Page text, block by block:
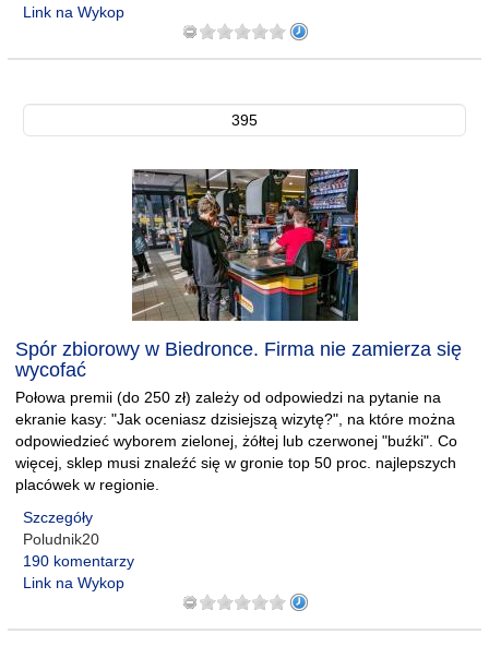
Link na Wykop
395
Spór zbiorowy w Biedronce. Firma nie zamierza się
wycofać
Połowa premii (do 250 zł) zależy od odpowiedzi na pytanie na
ekranie kasy: "Jak oceniasz dzisiejszą wizytę?", na które można
odpowiedzieć wyborem zielonej, żółtej lub czerwonej "buźki". Co
więcej, sklep musi znaleźć się w gronie top 50 proc. najlepszych
placówek w regionie.
Szczegóły
Poludnik20
190 komentarzy
Link na Wykop